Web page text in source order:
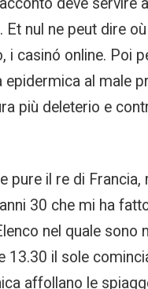
nul ne peut dire
i casinó online. Poi
al male
più deleterio e
pure il re di
30 che mi ha
nel quale
13.30 il sole
affollano le